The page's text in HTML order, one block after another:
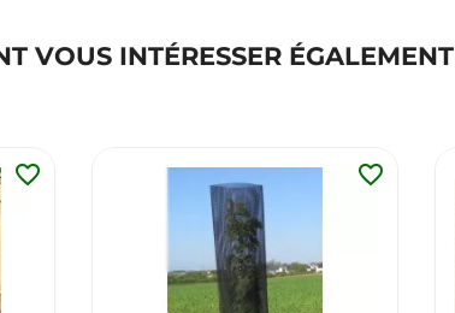
VOUS INTÉRESSER ÉGALEMENT
favorite_border favorite_border